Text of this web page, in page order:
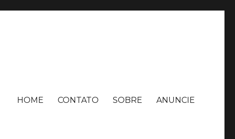
HOME CONTATO SOBRE ANUNCIE